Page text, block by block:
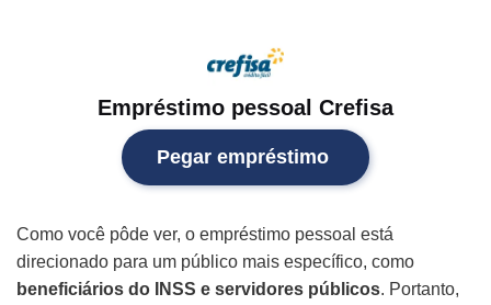
Empréstimo pessoal Crefisa
Pegar empréstimo
Como você pôde ver, o empréstimo pessoal está
direcionado para um público mais específico, como
beneficiários do INSS e servidores públicos. Portanto,